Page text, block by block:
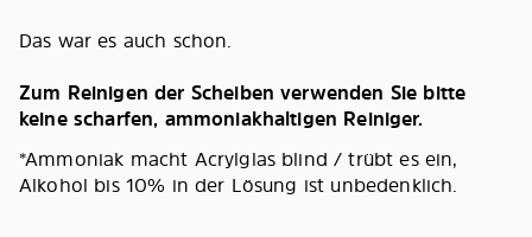
Das war es auch schon.
Zum Reinigen der Scheiben verwenden Sie bitte
keine scharfen, ammoniakhaltigen Reiniger.
*Ammoniak macht Acrylglas blind / trübt es ein,
Alkohol bis 10% in der Lösung ist unbedenklich.